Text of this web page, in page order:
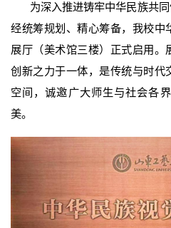
为深入推进铸牢中华民族共
经统筹规划、精心筹备，我校中
展厅（美术馆三楼）正式启用。
创新之力于一体，是传统与时代
空间，诚邀广大师生与社会各
美。